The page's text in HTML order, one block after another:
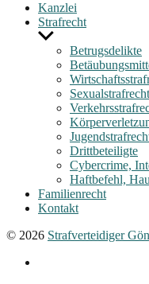
Kanzlei
Strafrecht
Untermenü
anzeigenBetrugsdelikte
Sexualstrafrecht
Drittbeteiligte
Cybercrime,
Haftbefehl,
Familienrecht
Kontakt
© 2026 Strafverteidiger